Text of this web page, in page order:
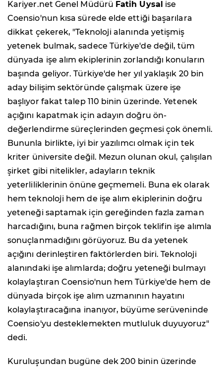
Kariyer.net Genel Müdürü Fatih Uysal ise
Coensio'nun kısa sürede elde ettiği başarılara
dikkat çekerek, "Teknoloji alanında yetişmiş
yetenek bulmak, sadece Türkiye'de değil, tüm
dünyada işe alım ekiplerinin zorlandığı konuların
başında geliyor. Türkiye'de her yıl yaklaşık 20 bin
aday bilişim sektöründe çalışmak üzere işe
başlıyor fakat talep 110 binin üzerinde. Yetenek
açığını kapatmak için adayın doğru ön-
değerlendirme süreçlerinden geçmesi çok önemli.
Bununla birlikte, iyi bir yazılımcı olmak için tek
kriter üniversite değil. Mezun olunan okul, çalışılan
şirket gibi nitelikler, adayların teknik
yeterliliklerinin önüne geçmemeli. Buna ek olarak
hem teknoloji hem de işe alım ekiplerinin doğru
yeteneği saptamak için gereğinden fazla zaman
harcadığını, buna rağmen birçok teklifin işe alımla
sonuçlanmadığını görüyoruz. Bu da yetenek
açığını derinleştiren faktörlerden biri. Teknoloji
alanındaki işe alımlarda; doğru yeteneği bulmayı
kolaylaştıran Coensio'nun hem Türkiye'de hem de
dünyada birçok işe alım uzmanının hayatını
kolaylaştıracağına inanıyor, büyüme serüveninde
Coensio'yu desteklemekten mutluluk duyuyoruz"
dedi.
Kuruluşundan bugüne dek 200 binin üzerinde